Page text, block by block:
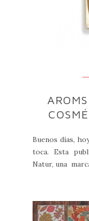
Buenos días,
toca. Esta
Natur, una